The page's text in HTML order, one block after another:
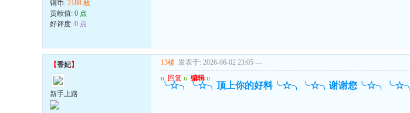
铜币: 2188 枚
贡献值: 0 点
好评度: 0 点
【香妃】
新手上路
13楼 发表于: 2026-06-02 23:05 ---
u 回复 u 编辑 u
╰☆╮╰☆╮顶上你的好料╰☆╮╰☆╮谢谢您╰☆╮╰☆╮